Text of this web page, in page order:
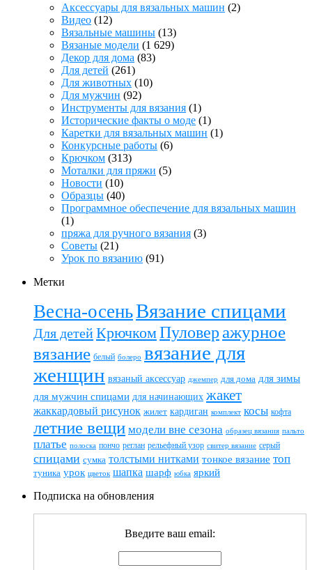
Аксессуары для вязальных машин (2)
Видео (12)
Вязальные машины (13)
Вязаные модели (1 629)
Декор для дома (83)
Для детей (261)
Для животных (10)
Для мужчин (92)
Инструменты для вязания (1)
Исторические факты о моде (1)
Каретки для вязальных машин (1)
Конкурсные работы (6)
Крючком (313)
Моталки для пряжи (5)
Новости (10)
Образцы (40)
Программное обеспечение для вязальных машин
(1)
пряжа для ручного вязания (3)
Советы (21)
Урок по вязанию (91)
Метки
Весна-осеньВязание спицами
Для детейКрючкомПуловер ажурное
вязание белый болеро вязание для
женщин вязаный аксессуар джемпер для дома для зимы
для мужчин спицами для начинающих жакет
жаккардовый рисунок жилет кардиган комплект косы кофта
летние вещи модели вне сезона образец вязания пальто
платье полоска пончо реглан рельефный узор свитер вязание серый
спицами сумка толстыми нитками тонкое вязание топ
туника урок цветок шапка шарф юбка яркий
Подписка на обновления
Введите ваш email: